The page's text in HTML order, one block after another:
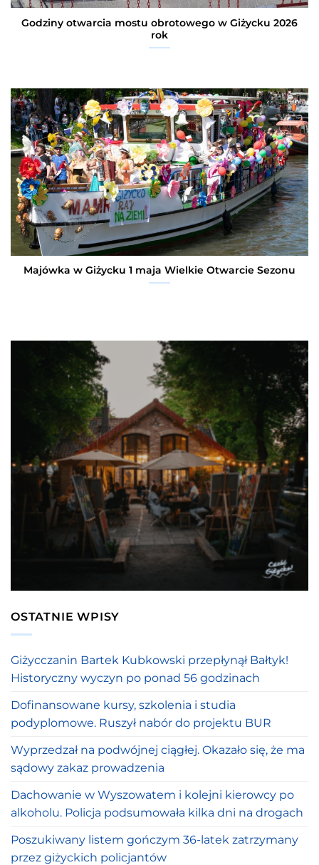
Godziny otwarcia mostu obrotowego w Giżycku 2026
rok
Majówka w Giżycku 1 maja Wielkie Otwarcie Sezonu
OSTATNIE WPISY
Giżycczanin Bartek Kubkowski przepłynął Bałtyk!
Historyczny wyczyn po ponad 56 godzinach
Dofinansowane kursy, szkolenia i studia
podyplomowe. Ruszył nabór do projektu BUR
Wyprzedzał na podwójnej ciągłej. Okazało się, że ma
sądowy zakaz prowadzenia
Dachowanie w Wyszowatem i kolejni kierowcy po
alkoholu. Policja podsumowała kilka dni na drogach
Poszukiwany listem gończym 36-latek zatrzymany
przez giżyckich policjantów